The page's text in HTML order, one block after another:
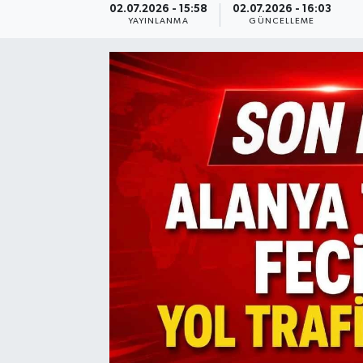
02.07.2026 - 15:58
YAYINLANMA
02.07.2026 - 16:03
GÜNCELLEME